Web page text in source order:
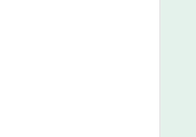
Iluze rychlých
AI není digitální
(ani digitální